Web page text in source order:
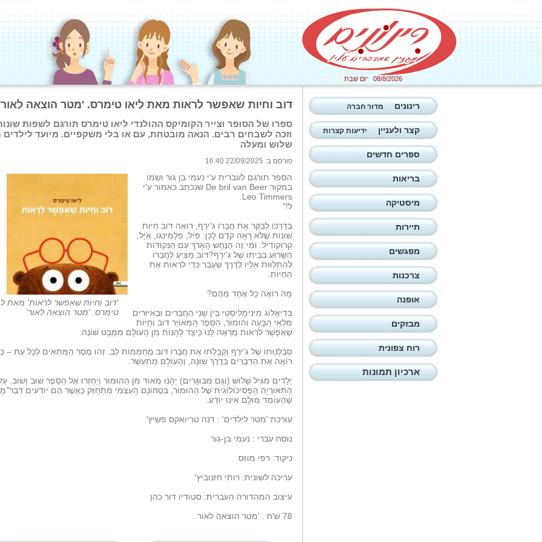
08/8/2026 יום שבת
דוב וחיות שאפשר לראות מאת ליאו טימרס. 'מטר הוצאה
ספרו של הסופר וצייר הקומיקס ההולנדי ליאו טימרס תורגם לשפות
וזכה לשבחים רבים. הנאה מובטחת, עם או בלי משקפיים. מיועד לילדים
שלוש ומעלה
פורסם ב: 22/09/2025 16:40
'דוב וחיות שאפשר לראות' מאת
טימרס. 'מטר הוצאה לאור'
הספר תורגם לעברית ע'י נעמי בן גור ושמו
במקור De bril van Beer שנכתב כאמור ע'י
Leo Timmers.
ל!"
בְּדַרְכּוֹ לְבַקֵּר אֶת חֲבֵרוֹ גִ'ירָף, רוֹאֶה דּוֹב חַיּוֹת
שׁוֹנוֹת שֶׁלֹּא רָאָה קֹדֶם לָכֵן: פִּיל, פְלָמִינְגּוֹ, אַיָּל,
קְרוֹקוֹדִיל. וּמִי זֶה הַנָּחָשׁ הָאָרֹךְ עִם הַנְּקוּדּוֹת
הַשָּׂרוּעַ בְּבֵיתוֹ שֶׁל גִ'ירָף?דּוֹב מַצִּיעַ לַחֲבֵרוֹ
לְהִתְלַוּוֹת אֵלָיו לַדֶּרֶךְ שֶׁעָבַר כְּדֵי לִרְאוֹת אֶת
הַחַיּוֹת.
מָה רוֹאֶה כָּל אֶחָד מֵהֶם?
בְּדִיאָלוֹג מִינִימָלִיסְטִי בֵּין שְׁנֵי הַחֲבֵרִים וּבְאִיּוּרִים
מְלֵאֵי הַבָּעָה וְהוּמוֹר, הַסֵּפֶר הַמְּאוּיָּר דּוֹב וְחַיּוֹת
שֶׁאֶפְשָׁר לִרְאוֹת מַרְאֶה לָנוּ כֵּיצַד לֵהָנוֹת מִן הָעוֹלָם מִמַּבָּט שׁוֹנֶה.
סַבְלָנוּתוֹ שֶׁל גִ'ירָף וְקַבָּלָתוֹ אֶת חֲבֵרוֹ דּוֹב מְחַמְּמוֹת לֵב. זֶהוּ מֶסֶר הַמַּתְאִים לְכָל עֵת –
רוֹאֶה אֶת הַדְּבָרִים בְּדֶרֶךְ שׁוֹנָה, וְהָעוֹלָם מִתְעַשֵּׁר.
יְלָדִים מִגִּיל שָׁלוֹשׁ (וְגַם מְבוּגָּרִים) יֵהָנוּ מְאוֹד מִן הַהוּמוֹר וְיַחְזְרוּ אֶל הַסֵּפֶר שׁוּב וָשׁוּב.
הַתֵּאוֹרְיָה הַפְּסִיכוֹלוֹגִית שֶׁל הַהוּמוֹר, בִּטְחוֹנָם הָעַצְמִי מִתְחַזֵּק כַּאֲשֶׁר הֵם יוֹדְעִים
שֶׁהָעוֹמֵד מוּלָם אֵינוֹ יוֹדֵעַ.
עורכת 'מטר לילדים' : דנה טריואקס פשיץ'
נוסח עברי : נעמי בן-גור
ניקוד: רפי מוזס
עריכה לשונית: רותי חזנוביץ'
עיצוב המהדורה העברית: סטודיו דור כהן
78 ש'ח . 'מטר הוצאה לאור.
רינונים מדור חברה
קצר ולעניין ידיעות קצרות
ספרים חדשים
בריאות
מיסטיקה
תיירות
מפגשים
צרכנות
אופנה
מבזקים
רוח צפונית
ארכיון תמונות